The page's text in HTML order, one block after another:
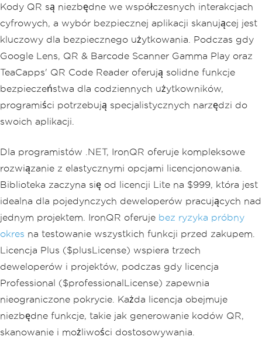
Kody QR są niezbędne we współczesnych interakcjach
cyfrowych, a wybór bezpiecznej aplikacji skanującej jest
kluczowy dla bezpiecznego użytkowania. Podczas gdy
Google Lens, QR & Barcode Scanner Gamma Play oraz
TeaCapps' QR Code Reader oferują solidne funkcje
bezpieczeństwa dla codziennych użytkowników,
programiści potrzebują specjalistycznych narzędzi do
swoich aplikacji.
Dla programistów .NET, IronQR oferuje kompleksowe
rozwiązanie z elastycznymi opcjami licencjonowania.
Biblioteka zaczyna się od licencji Lite na $999, która jest
idealna dla pojedynczych deweloperów pracujących nad
jednym projektem. IronQR oferuje bez ryzyka próbny
okres na testowanie wszystkich funkcji przed zakupem.
Licencja Plus ($plusLicense) wspiera trzech
deweloperów i projektów, podczas gdy licencja
Professional ($professionalLicense) zapewnia
nieograniczone pokrycie. Każda licencja obejmuje
niezbędne funkcje, takie jak generowanie kodów QR,
skanowanie i możliwości dostosowywania.